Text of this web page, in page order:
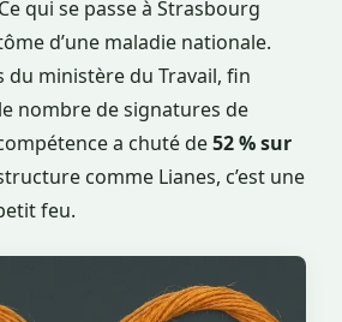
qui se passe à Strasbourg
d’une maladie nationale.
du ministère du Travail, fin
nombre de signatures de
a chuté de52 % sur
comme Lianes, c’est une
feu.